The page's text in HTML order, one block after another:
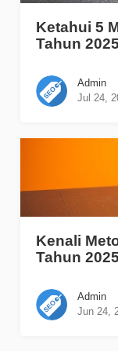
Ketahui 5
Tahun 2025
Admin
Jul 24,
Kenali
Tahun 2025
Admin
Jun 24,